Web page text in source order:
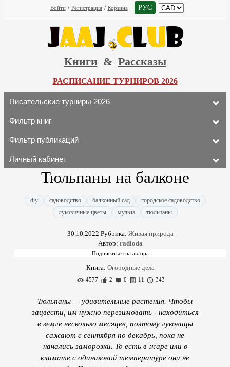
Войти / Регистрация / Корзина РУС
Книги & Рассказы
РАСПИСАНИЕ ТУРНИРОВ 2026
Писательские турниры 2026
Фильтр книг
Фильтр публикаций
Личный кабинет
Тюльпаны на балконе
diy садоводство балконный сад
городское садоводство
луковичные цветы
мульча тюльпаны
30.10.2022 Рубрика: Живая природа
Автор: radioda
Книга: Огородные дела
4577 2 0 11 343
Тюльпаны — удивительные растения. Чтобы
зацвести, им нужно перезимовать - находиться
в земле несколько месяцев, поэтому луковицы
сажают с сентября по декабрь, пока не
начались заморозки. То есть в жаре или в
климате с одинаковой температуре они не